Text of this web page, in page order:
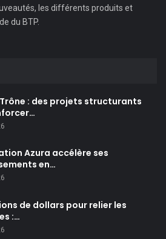
les différents produits et
du BTP.
: des projets structurants
Azura accélère ses
en…
de dollars pour relier les
:…